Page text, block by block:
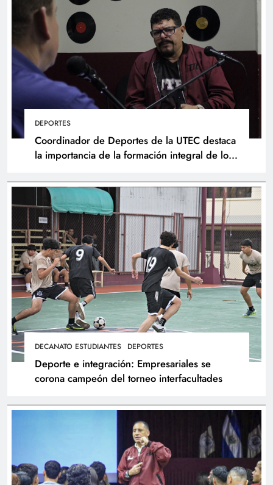
DEPORTES
Coordinador de Deportes de la UTEC destaca
la importancia de la formación integral de los
DECANATO ESTUDIANTES DEPORTES
Deporte e integración: Empresariales se
corona campeón del torneo interfacultades